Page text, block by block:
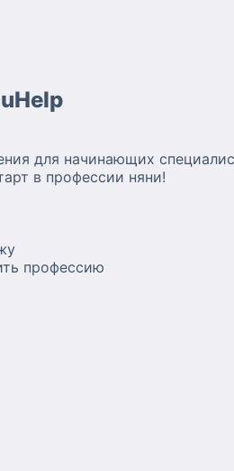
для начинающих
в профессии няни!
профессию